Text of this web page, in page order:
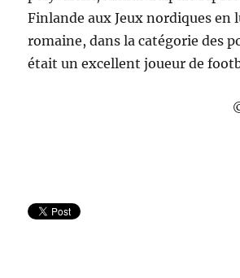
Finlande aux Jeux nordiques en
romaine, dans la catégorie des
était un excellent joueur de